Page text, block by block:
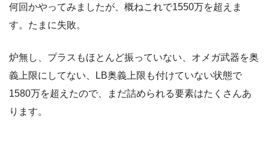
何回かやってみましたが、概ねこれで1550万を超えま
す。たまに失敗。
炉無し、プラスもほとんど振っていない、オメガ武器を奥
義上限にしてない、LB奥義上限も付けていない状態で
1580万を超えたので、まだ詰められる要素はたくさんあ
ります。